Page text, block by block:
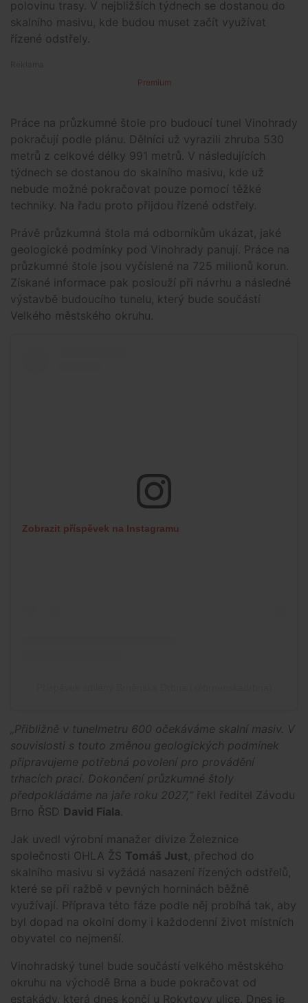
polovinu trasy. V nejbližších týdnech se dostanou do
skalního masivu, kde budou muset začít využívat
řízené odstřely.
Premium
Práce na průzkumné štole pro budoucí tunel Vinohrady
pokračují podle plánu. Dělníci už vyrazili zhruba 530
metrů z celkové délky 991 metrů. V následujících
týdnech se dostanou do skalního masivu, kde už
nebude možné pokračovat pouze pomocí těžké
techniky. Na řadu proto přijdou řízené odstřely.
Právě průzkumná štola má odborníkům ukázat, jaké
geologické podmínky pod Vinohrady panují. Práce na
průzkumné štole jsou vyčíslené na 725 milionů korun.
Získané informace pak poslouží při návrhu a následné
výstavbě budoucího tunelu, který bude součástí
Velkého městského okruhu.
Zobrazit příspěvek na Instagramu
„Přibližně v tunelmetru 600 očekáváme skalní masiv. V
souvislosti s touto změnou geologických podmínek
připravujeme potřebná povolení pro provádění
trhacích prací. Dokončení průzkumné štoly
předpokládáme na jaře roku 2027,“ řekl ředitel Závodu
Brno ŘSD David Fiala.
Jak uvedl výrobní manažer divize Železnice
společnosti OHLA ŽS Tomáš Just , přechod do
skalního masivu si vyžádá nasazení řízených odstřelů,
které se při ražbě v pevných horninách běžně
využívají. Příprava této fáze podle něj probíhá tak, aby
byl dopad na okolní domy i každodenní život místních
obyvatel co nejmenší.
Vinohradský tunel bude součástí velkého městského
okruhu na východě Brna a bude pokračovat od
estakády, která dnes končí u Rokytovy ulice. Dnes je